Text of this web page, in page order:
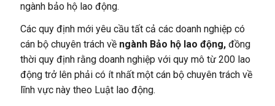
ngành bảo hộ lao động.
Các quy định mới yêu cầu tất cả các doanh nghiệp có
cán bộ chuyên trách về ngành Bảo hộ lao động,đồng
thời quy định rằng doanh nghiệp với quy mô từ 200 lao
động trở lên phải có ít nhất một cán bộ chuyên trách về
lĩnh vực này theo Luật lao động.